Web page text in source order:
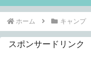
ホーム キャンプ
スポンサードリンク